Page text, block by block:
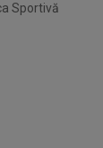
Sportivă